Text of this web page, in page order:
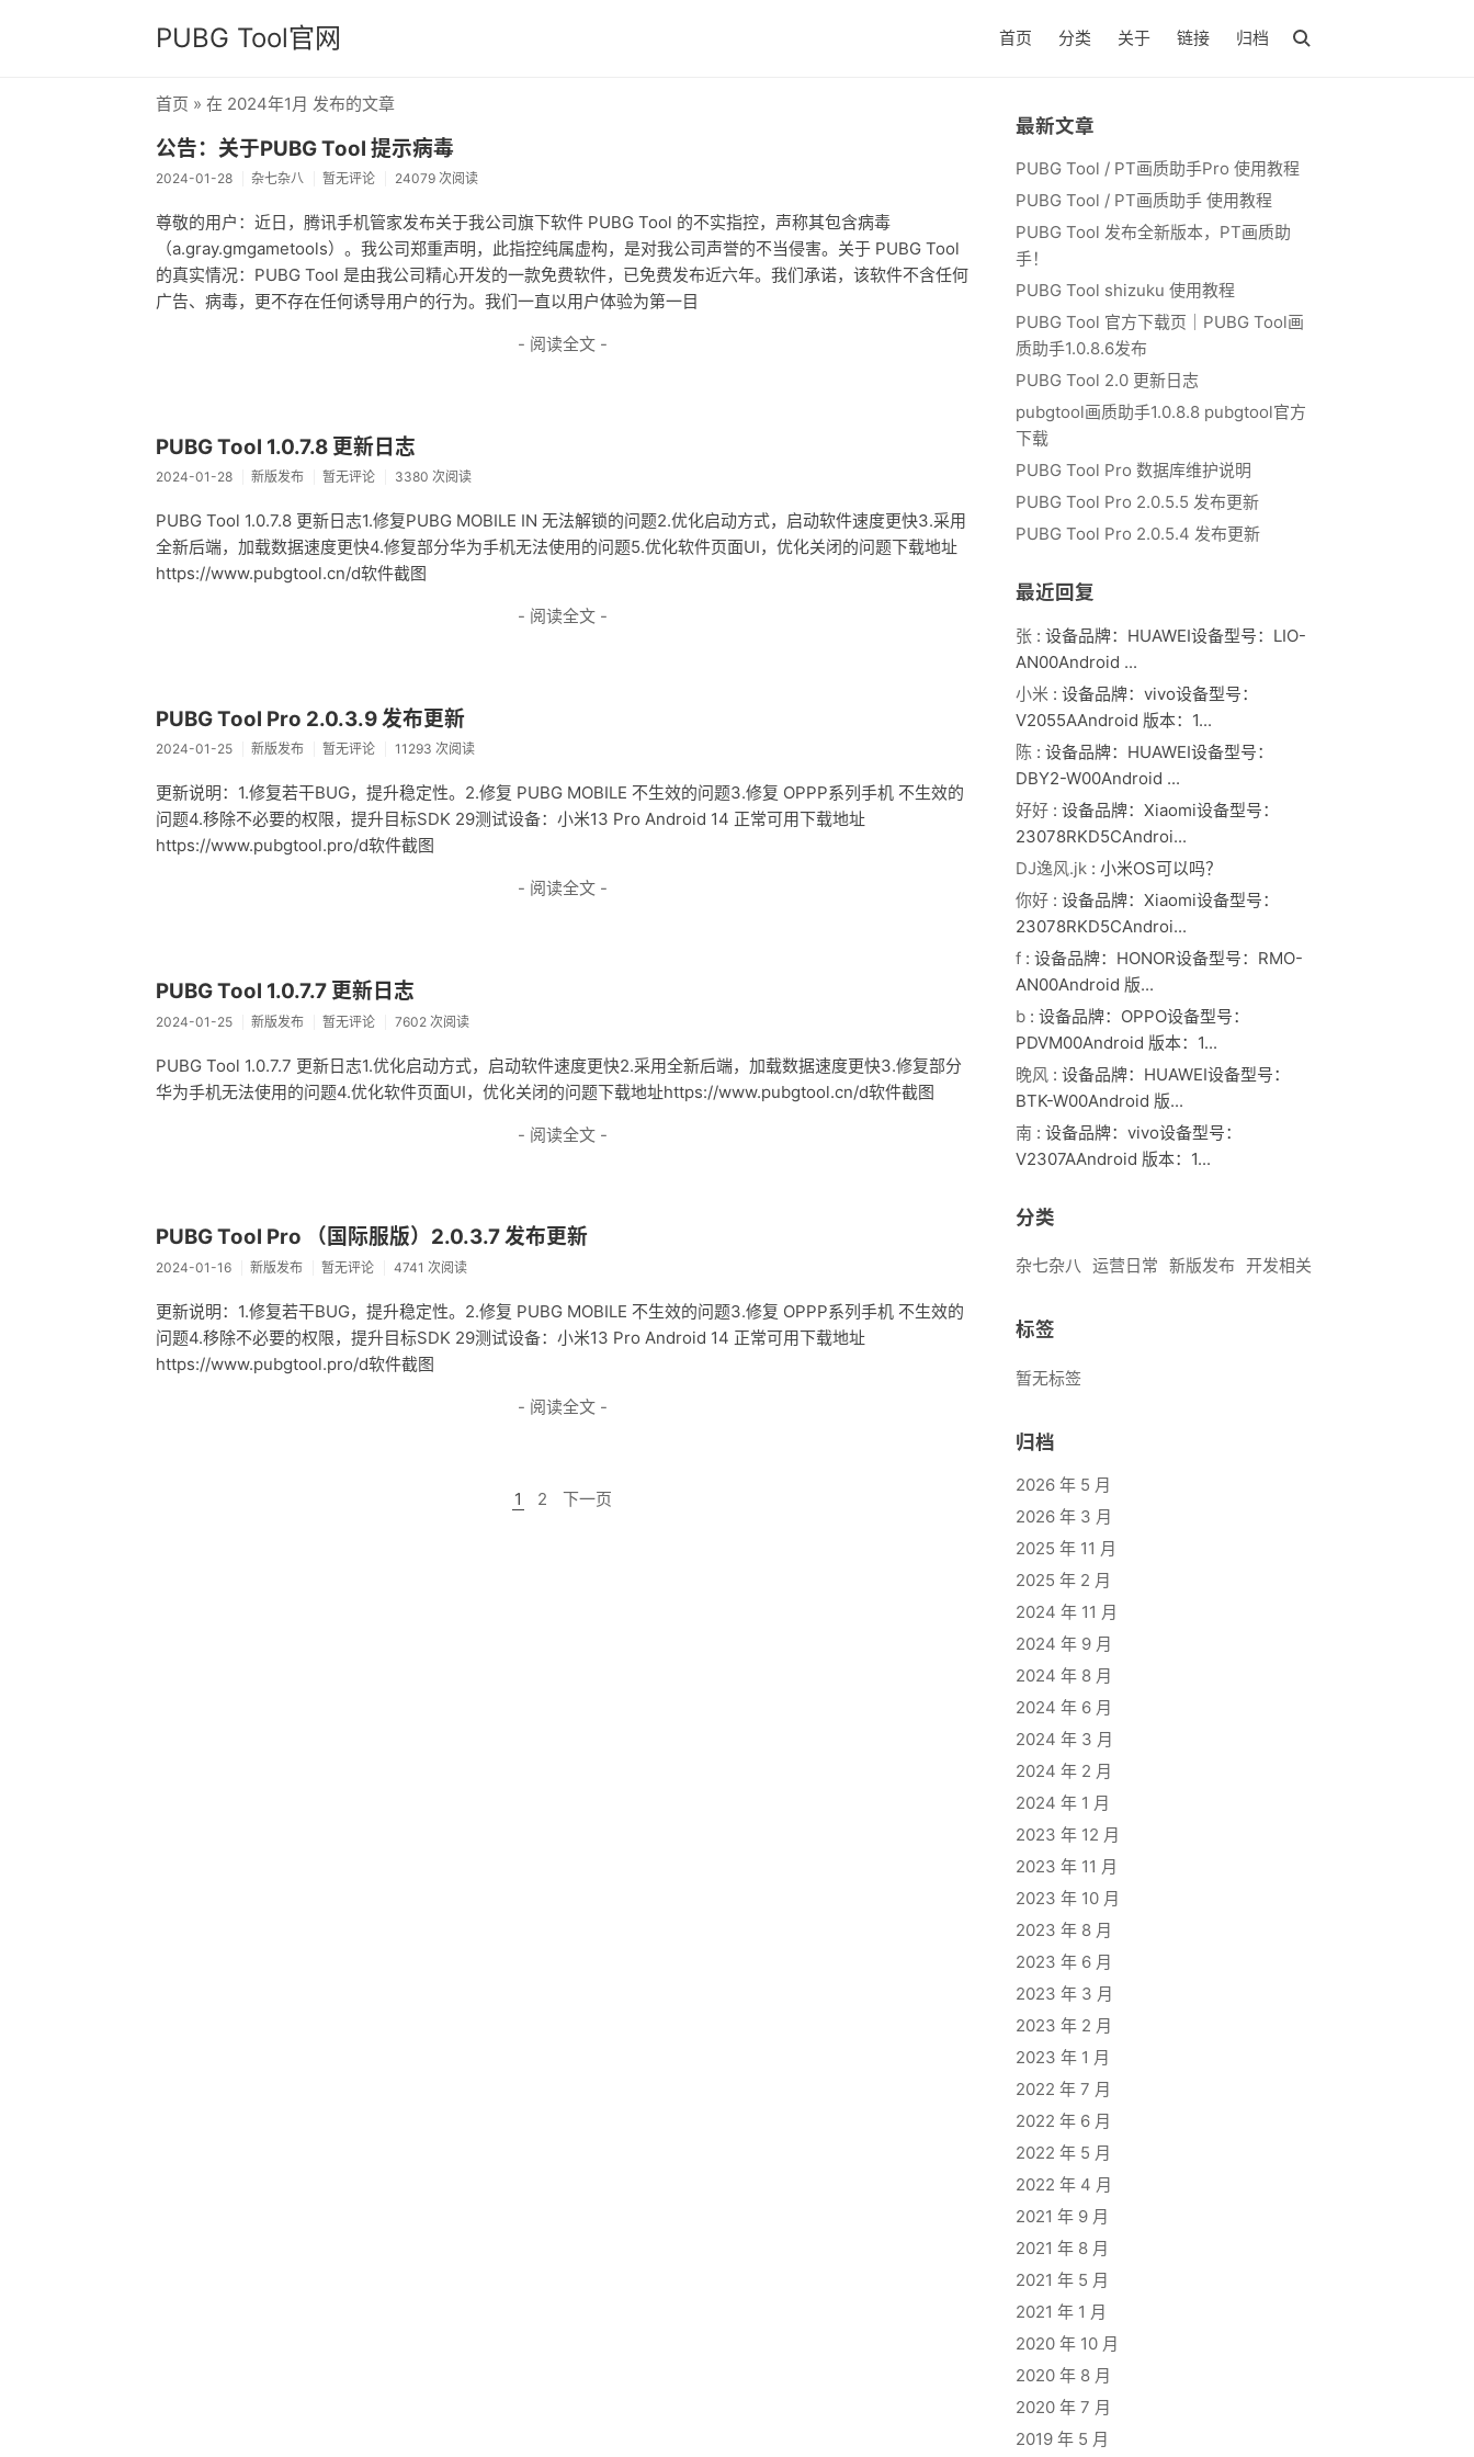
PUBG Tool官网 首页 分类 关于 链接 归档
首页 » 在 2024年1月 发布的文章
公告：关于PUBG Tool 提示病毒
2024-01-28 杂七杂八 暂无评论 24079 次阅读
尊敬的用户：近日，腾讯手机管家发布关于我公司旗下软件 PUBG Tool 的不实指控，声称其包含病毒
（a.gray.gmgametools）。我公司郑重声明，此指控纯属虚构，是对我公司声誉的不当侵害。关于 PUBG Tool
的真实情况：PUBG Tool 是由我公司精心开发的一款免费软件，已免费发布近六年。我们承诺，该软件不含任何
广告、病毒，更不存在任何诱导用户的行为。我们一直以用户体验为第一目
- 阅读全文 -
PUBG Tool 1.0.7.8 更新日志
2024-01-28 新版发布 暂无评论 3380 次阅读
PUBG Tool 1.0.7.8 更新日志1.修复PUBG MOBILE IN 无法解锁的问题2.优化启动方式，启动软件速度更快3.采用
全新后端，加载数据速度更快4.修复部分华为手机无法使用的问题5.优化软件页面UI，优化关闭的问题下载地址
https://www.pubgtool.cn/d软件截图
- 阅读全文 -
PUBG Tool Pro 2.0.3.9 发布更新
2024-01-25 新版发布 暂无评论 11293 次阅读
更新说明：1.修复若干BUG，提升稳定性。2.修复 PUBG MOBILE 不生效的问题3.修复 OPPP系列手机 不生效的
问题4.移除不必要的权限，提升目标SDK 29测试设备：小米13 Pro Android 14 正常可用下载地址
https://www.pubgtool.pro/d软件截图
- 阅读全文 -
PUBG Tool 1.0.7.7 更新日志
2024-01-25 新版发布 暂无评论 7602 次阅读
PUBG Tool 1.0.7.7 更新日志1.优化启动方式，启动软件速度更快2.采用全新后端，加载数据速度更快3.修复部分
华为手机无法使用的问题4.优化软件页面UI，优化关闭的问题下载地址https://www.pubgtool.cn/d软件截图
- 阅读全文 -
PUBG Tool Pro （国际服版）2.0.3.7 发布更新
2024-01-16 新版发布 暂无评论 4741 次阅读
更新说明：1.修复若干BUG，提升稳定性。2.修复 PUBG MOBILE 不生效的问题3.修复 OPPP系列手机 不生效的
问题4.移除不必要的权限，提升目标SDK 29测试设备：小米13 Pro Android 14 正常可用下载地址
https://www.pubgtool.pro/d软件截图
- 阅读全文 -
1 2 下一页
最新文章
PUBG Tool / PT画质助手Pro 使用教程
PUBG Tool / PT画质助手 使用教程
PUBG Tool 发布全新版本，PT画质助
手！
PUBG Tool shizuku 使用教程
PUBG Tool 官方下载页｜PUBG Tool画
质助手1.0.8.6发布
PUBG Tool 2.0 更新日志
pubgtool画质助手1.0.8.8 pubgtool官方
下载
PUBG Tool Pro 数据库维护说明
PUBG Tool Pro 2.0.5.5 发布更新
PUBG Tool Pro 2.0.5.4 发布更新
最近回复
张 : 设备品牌：HUAWEI设备型号：LIO-
AN00Android ...
小米 : 设备品牌：vivo设备型号：
V2055AAndroid 版本：1...
陈 : 设备品牌：HUAWEI设备型号：
DBY2-W00Android ...
好好 : 设备品牌：Xiaomi设备型号：
23078RKD5CAndroi...
DJ逸风.jk : 小米OS可以吗？
你好 : 设备品牌：Xiaomi设备型号：
23078RKD5CAndroi...
f : 设备品牌：HONOR设备型号：RMO-
AN00Android 版...
b : 设备品牌：OPPO设备型号：
PDVM00Android 版本：1...
晚风 : 设备品牌：HUAWEI设备型号：
BTK-W00Android 版...
南 : 设备品牌：vivo设备型号：
V2307AAndroid 版本：1...
分类
杂七杂八 运营日常 新版发布 开发相关
标签
暂无标签
归档
2026 年 5 月
2026 年 3 月
2025 年 11 月
2025 年 2 月
2024 年 11 月
2024 年 9 月
2024 年 8 月
2024 年 6 月
2024 年 3 月
2024 年 2 月
2024 年 1 月
2023 年 12 月
2023 年 11 月
2023 年 10 月
2023 年 8 月
2023 年 6 月
2023 年 3 月
2023 年 2 月
2023 年 1 月
2022 年 7 月
2022 年 6 月
2022 年 5 月
2022 年 4 月
2021 年 9 月
2021 年 8 月
2021 年 5 月
2021 年 1 月
2020 年 10 月
2020 年 8 月
2020 年 7 月
2019 年 5 月